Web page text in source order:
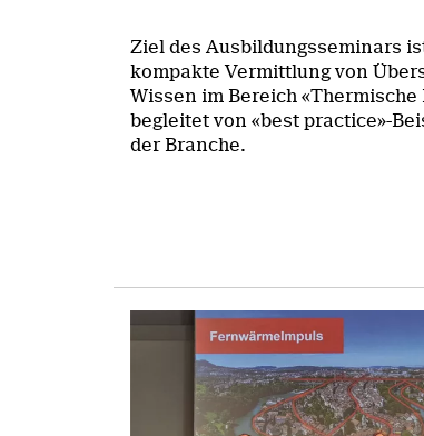
Ziel des Ausbildungsseminars
kompakte Vermittlung von
Wissen im Bereich «Thermische
begleitet von «best practice»-
der Branche.